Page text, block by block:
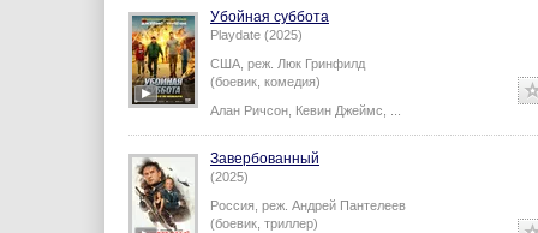
Убойная суббота
Playdate (2025)
США, реж. Люк Гринфилд
(боевик, комедия)
Алан Ричсон Кевин Джеймс
Завербованный
(2025)
Россия, реж. Андрей Пантелеев
(боевик, триллер)